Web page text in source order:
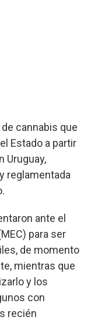
cannabis que
Estado a partir
Uruguay,
reglamentada
ante el
para ser
de momento
mientras que
y los
con
recién